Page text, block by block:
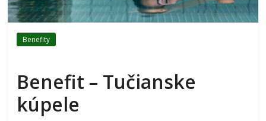
Benefity
Benefit – Tučianske
kúpele